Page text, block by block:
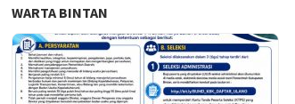
WARTA BINTAN